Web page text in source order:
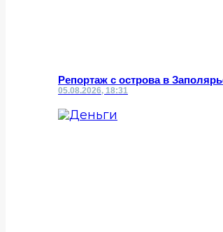
Репортаж с острова в
05.08.2026, 18:31